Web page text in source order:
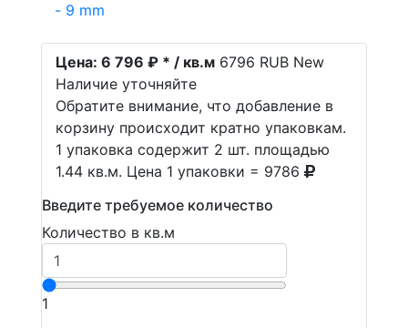
Цена: 6 796 ₽ * / кв.м 6796 RUB New
Наличие уточняйте
Обратите внимание, что добавление в
корзину происходит кратно упаковкам.
1 упаковка содержит 2 шт. площадью
1.44 кв.м. Цена 1 упаковки = 9786
Введите требуемое количество
Количество в кв.м
1